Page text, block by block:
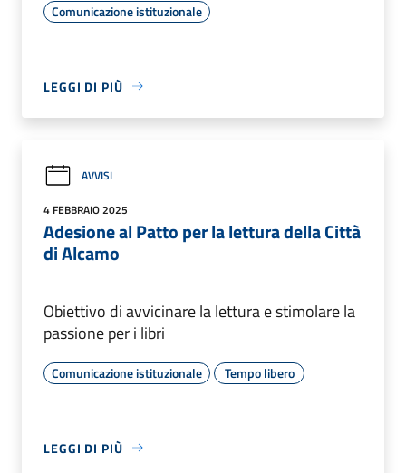
Comunicazione istituzionale
LEGGI DI PIÙ
AVVISI
4 FEBBRAIO 2025
Adesione al Patto per la lettura della Città
di Alcamo
Obiettivo di avvicinare la lettura e stimolare la
passione per i libri
Comunicazione istituzionale Tempo libero
LEGGI DI PIÙ